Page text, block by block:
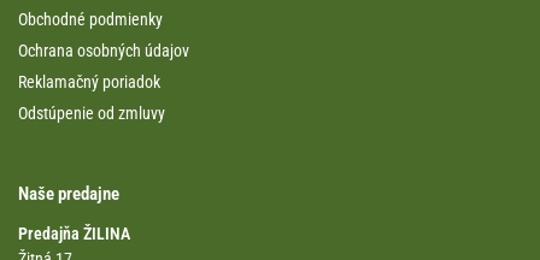
Obchodné podmienky
Ochrana osobných údajov
Reklamačný poriadok
Odstúpenie od zmluvy
Naše predajne
Predajňa ŽILINA